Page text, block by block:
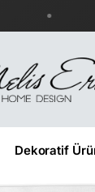
Dekoratif